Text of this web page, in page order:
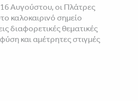
Αυγούστου, οι Πλάτρες
καλοκαιρινό σημείο
διαφορετικές θεματικές
και αμέτρητες στιγμές